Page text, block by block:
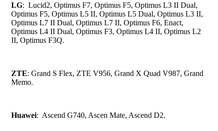
LG: Lucid2, Optimus F7, Optimus F5, Optimus L3 II Dual,
Optimus F5, Optimus L5 II, Optimus L5 Dual, Optimus L3 II,
Optimus L7 II Dual, Optimus L7 II, Optimus F6, Enact,
Optimus L4 II Dual, Optimus F3, Optimus L4 II, Optimus L2
II, Optimus F3Q.
ZTE: Grand S Flex, ZTE V956, Grand X Quad V987, Grand
Memo.
Huawei: Ascend G740, Ascen Mate, Ascend D2.